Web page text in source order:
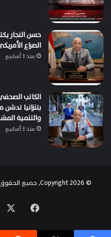
حسن النجار
الصراع
منذ 3 أسابيع
الكاتب
بتنزانيا تدشن
والتنمية
منذ 3 أسابيع
© Copyright 2026, جميع الحقوق محفوظة | تصميم
فيسبوك